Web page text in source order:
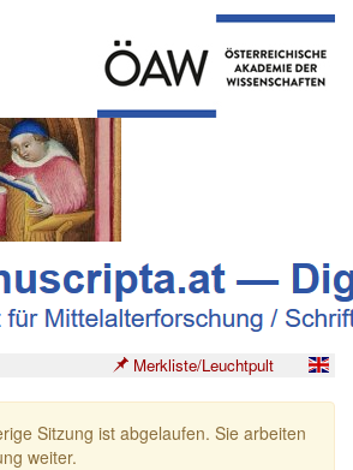
Merkliste/Leuchtpult
Sitzung ist abgelaufen. Sie arbeiten
weiter.